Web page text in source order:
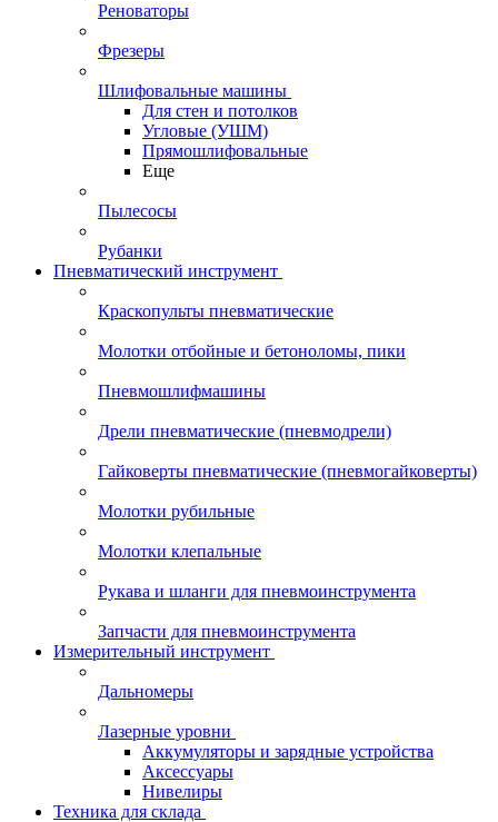
Реноваторы
Фрезеры
Шлифовальные машины
Для стен и потолков
Угловые (УШМ)
Прямошлифовальные
Еще
Пылесосы
Рубанки
Пневматический инструмент
Краскопульты пневматические
Молотки отбойные и бетоноломы, пики
Пневмошлифмашины
Дрели пневматические (пневмодрели)
Гайковерты пневматические (пневмогайковерты)
Молотки рубильные
Молотки клепальные
Рукава и шланги для пневмоинструмента
Запчасти для пневмоинструмента
Измерительный инструмент
Дальномеры
Лазерные уровни
Аккумуляторы и зарядные устройства
Аксессуары
Нивелиры
Техника для склада